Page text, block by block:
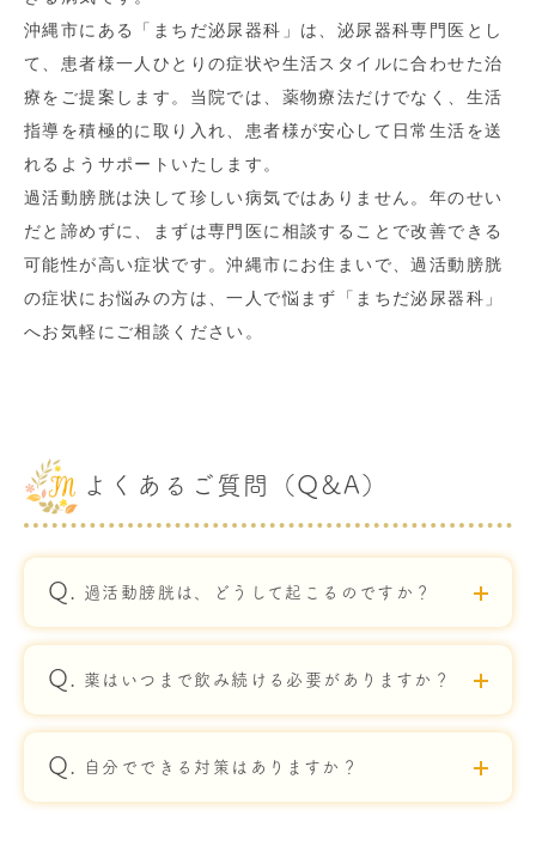
沖縄市にある「まちだ泌尿器科」は、泌尿器科専門医とし
て、患者様一人ひとりの症状や生活スタイルに合わせた治
療をご提案します。当院では、薬物療法だけでなく、生活
指導を積極的に取り入れ、患者様が安心して日常生活を送
れるようサポートいたします。
過活動膀胱は決して珍しい病気ではありません。年のせい
だと諦めずに、まずは専門医に相談することで改善できる
可能性が高い症状です。沖縄市にお住まいで、過活動膀胱
の症状にお悩みの方は、一人で悩まず「まちだ泌尿器科」
へお気軽にご相談ください。
よくあるご質問（Q&A）
過活動膀胱は、どうして起こるのですか？
薬はいつまで飲み続ける必要がありますか？
自分でできる対策はありますか？